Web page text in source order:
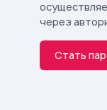
через
Стать